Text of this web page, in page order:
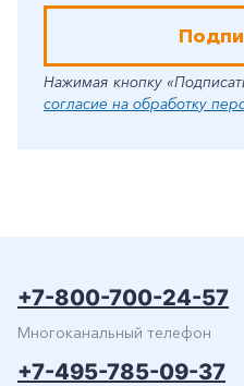
Нажимая кнопку
согласие на обработку
+7-800-700-24-57
Многоканальный телефон
+7-495-785-09-37